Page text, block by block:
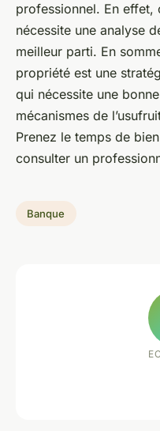
professionnel. En effet,
nécessite une analyse
meilleur parti. En
propriété est une
qui nécessite une
mécanismes de
Prenez le temps de
consulter un
Banque